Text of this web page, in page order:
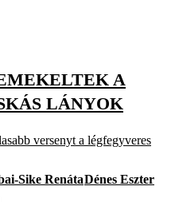
A
LÁNYOK
versenyt a légfegyveres
Sike RenátaDénes Eszter